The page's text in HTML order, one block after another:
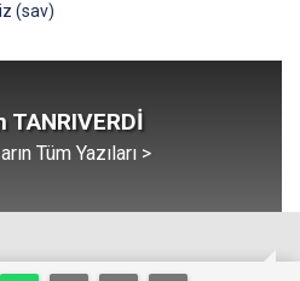
(sav)
TANRIVERDİ
Tüm Yazıları >